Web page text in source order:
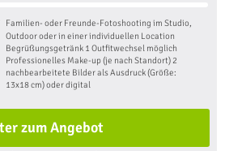
Familien- oder Freunde-Fotoshooting im Studio,
Outdoor oder in einer individuellen Location
Begrüßungsgetränk 1 Outfitwechsel möglich
Professionelles Make-up (je nach Standort) 2
nachbearbeitete Bilder als Ausdruck (Größe:
13x18 cm) oder digital
zum Angebot